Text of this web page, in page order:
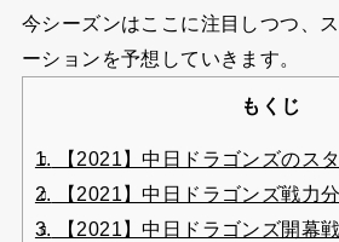
今シーズンはここに注目しつつ、
ーションを予想していきます。
もくじ
1.
【2021】中日ドラゴンズのス
2.
【2021】中日ドラゴンズ戦力
3.
【2021】中日ドラゴンズ開幕